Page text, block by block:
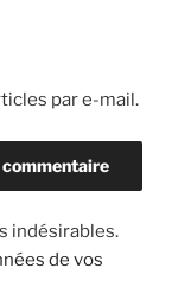
par e-mail.
indésirables.
de vos